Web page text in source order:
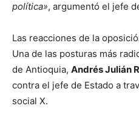
política», argumentó el jefe
Las reacciones de la
Una de las posturas más
de Antioquia, Andrés Julián
contra el jefe de Estado a
social X.